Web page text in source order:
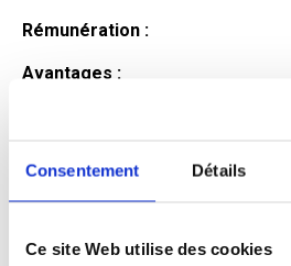
Consentement Détails
Ce site Web utilise des cookies
Rémunération :
Avantages :
Profil
candidat